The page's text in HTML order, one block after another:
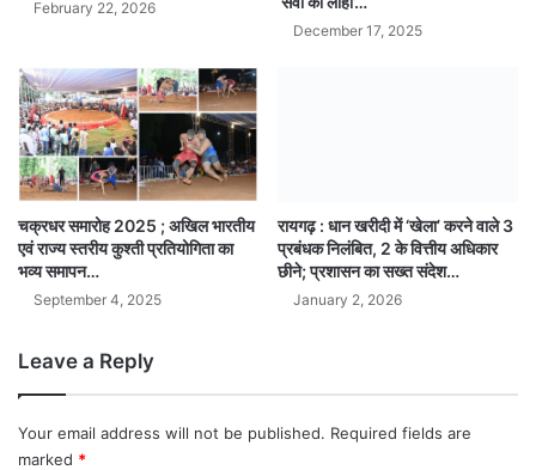
February 22, 2026
December 17, 2025
चक्रधर समारोह 2025 ; अखिल भारतीय
एवं राज्य स्तरीय कुश्ती प्रतियोगिता का
भव्य समापन…
September 4, 2025
रायगढ़ : धान खरीदी में ‘खेला’ करने वाले 3
प्रबंधक निलंबित, 2 के वित्तीय अधिकार
छीने; प्रशासन का सख्त संदेश…
January 2, 2026
Leave a Reply
Your email address will not be published. Required fields are
marked *